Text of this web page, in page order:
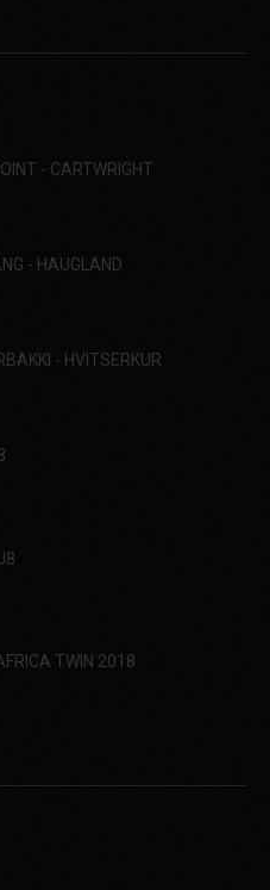
- CARTWRIGHT
- HAUGLAND
- HVITSERKUR
TWIN 2018